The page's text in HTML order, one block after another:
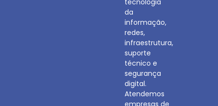
da
informação,
redes,
infraestrutura,
suporte
técnico e
segurança
digital.
Atendemos
empresas de